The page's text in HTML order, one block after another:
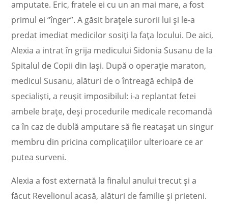
amputate. Eric, fratele ei cu un an mai mare, a fost
primul ei “înger”. A găsit braţele surorii lui şi le-a
predat imediat medicilor sosiţi la faţa locului. De aici,
Alexia a intrat în grija medicului Sidonia Susanu de la
Spitalul de Copii din Iaşi. După o operaţie maraton,
medicul Susanu, alături de o întreagă echipă de
specialişti, a reuşit imposibilul: i-a replantat fetei
ambele braţe, deşi procedurile medicale recomandă
ca în caz de dublă amputare să fie reataşat un singur
membru din pricina complicaţiilor ulterioare ce ar
putea surveni.
Alexia a fost externată la finalul anului trecut şi a
făcut Revelionul acasă, alături de familie şi prieteni.